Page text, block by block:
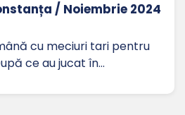
/ Noiembrie 2024
cu meciuri tari pentru
ce au jucat în…